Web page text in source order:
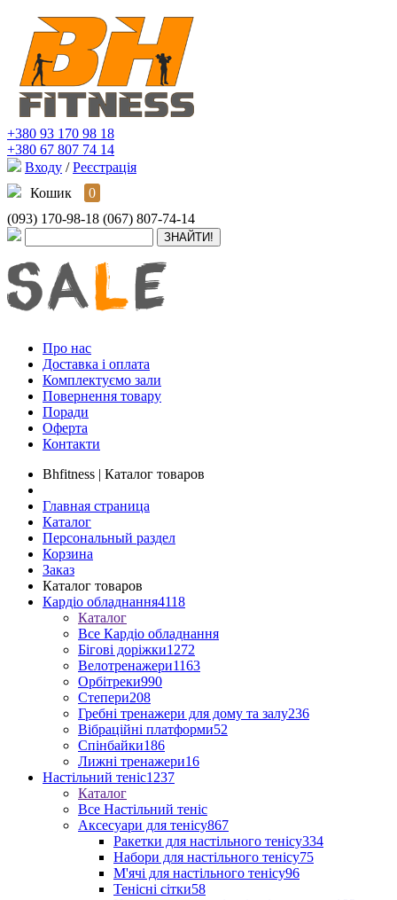
+380 93 170 98 18
+380 67 807 74 14
Входу / Реєстрація
Кошик
0
(093) 170-98-18 (067) 807-74-14
Про нас
Доставка і оплата
Комплектуємо зали
Повернення товару
Поради
Оферта
Контакти
Bhfitness | Каталог товаров
Главная страница
Каталог
Персональный раздел
Корзина
Заказ
Каталог товаров
Кардіо обладнання4118
Каталог
Все Кардіо обладнання
Бігові доріжки1272
Велотренажери1163
Орбітреки990
Степери208
Гребні тренажери для дому та залу236
Вібраційні платформи52
Спінбайки186
Лижні тренажери16
Настільний теніс1237
Каталог
Все Настільний теніс
Аксесуари для тенісу867
Ракетки для настільного тенісу334
Набори для настільного тенісу75
М'ячі для настільного тенісу96
Тенісні сітки58